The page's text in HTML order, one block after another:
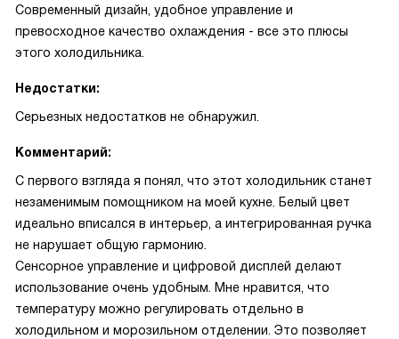
Современный дизайн, удобное управление и
превосходное качество охлаждения - все это плюсы
этого холодильника.
Недостатки:
Серьезных недостатков не обнаружил.
Комментарий:
С первого взгляда я понял, что этот холодильник станет
незаменимым помощником на моей кухне. Белый цвет
идеально вписался в интерьер, а интегрированная ручка
не нарушает общую гармонию.
Сенсорное управление и цифровой дисплей делают
использование очень удобным. Мне нравится, что
температуру можно регулировать отдельно в
холодильном и морозильном отделении. Это позволяет